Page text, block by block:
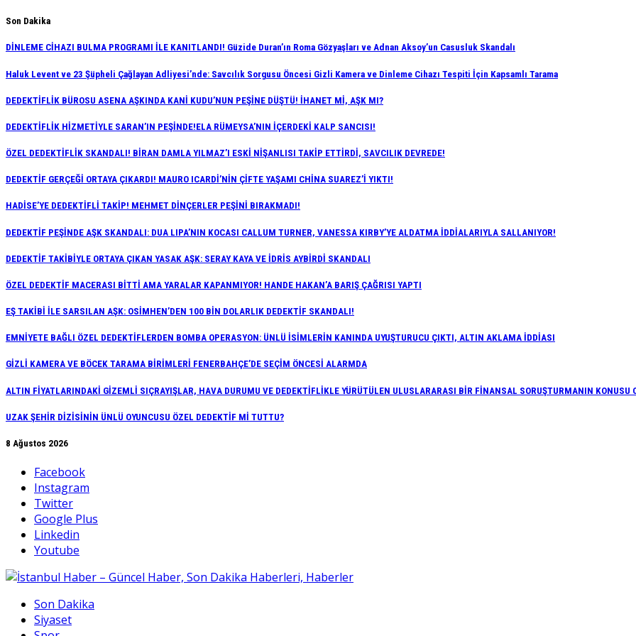
Skip
to
content
Son Dakika
DİNLEME CİHAZI BULMA PROGRAMI İLE KANITLANDI! Güzide Duran’ın Roma Gözyaşları ve Adnan Aksoy’un Casusluk Skandalı
Haluk Levent ve 23 Şüpheli Çağlayan Adliyesi’nde: Savcılık Sorgusu Öncesi Gizli Kamera ve Dinleme Cihazı Tespiti İçin Kapsamlı Tarama
DEDEKTİFLİK BÜROSU ASENA AŞKINDA KANİ KUDU’NUN PEŞİNE DÜŞTÜ! İHANET Mİ, AŞK MI?
DEDEKTİFLİK HİZMETİYLE SARAN’IN PEŞİNDE!ELA RÜMEYSA’NIN İÇERDEKİ KALP SANCISI!
ÖZEL DEDEKTİFLİK SKANDALI! BİRAN DAMLA YILMAZ’I ESKİ NİŞANLISI TAKİP ETTİRDİ, SAVCILIK DEVREDE!
DEDEKTİF GERÇEĞİ ORTAYA ÇIKARDI! MAURO ICARDİ’NİN ÇİFTE YAŞAMI CHİNA SUAREZ’İ YIKTI!
HADİSE’YE DEDEKTİFLİ TAKİP! MEHMET DİNÇERLER PEŞİNİ BIRAKMADI!
DEDEKTİF PEŞİNDE AŞK SKANDALI: DUA LIPA’NIN KOCASI CALLUM TURNER, VANESSA KIRBY’YE ALDATMA İDDİALARIYLA SALLANIYOR!
DEDEKTİF TAKİBİYLE ORTAYA ÇIKAN YASAK AŞK: SERAY KAYA VE İDRİS AYBİRDİ SKANDALI
ÖZEL DEDEKTİF MACERASI BİTTİ AMA YARALAR KAPANMIYOR! HANDE HAKAN’A BARIŞ ÇAĞRISI YAPTI
EŞ TAKİBİ İLE SARSILAN AŞK: OSİMHEN’DEN 100 BİN DOLARLIK DEDEKTİF SKANDALI!
EMNİYETE BAĞLI ÖZEL DEDEKTİFLERDEN BOMBA OPERASYON: ÜNLÜ İSİMLERİN KANINDA UYUŞTURUCU ÇIKTI, ALTIN AKLAMA İDDİASI
GİZLİ KAMERA VE BÖCEK TARAMA BİRİMLERİ FENERBAHÇE’DE SEÇİM ÖNCESİ ALARMDA
ALTIN FİYATLARINDAKİ GİZEMLİ SIÇRAYIŞLAR, HAVA DURUMU VE DEDEKTİFLİKLE YÜRÜTÜLEN ULUSLARARASI BİR FİNANSAL SORUŞTURMANIN KONUSU
UZAK ŞEHİR DİZİSİNİN ÜNLÜ OYUNCUSU ÖZEL DEDEKTİF Mİ TUTTU?
8 Ağustos 2026
Facebook
Instagram
Twitter
Google Plus
Linkedin
Youtube
Son Dakika
Siyaset